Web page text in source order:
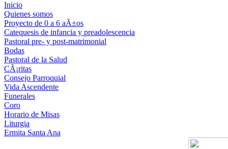
Inicio
Quienes somos
Proyecto de 0 a 6 aÃ±os
Catequesis de infancia y preadolescencia
Pastoral pre- y post-matrimonial
Bodas
Pastoral de la Salud
CÃ¡ritas
Consejo Parroquial
Vida Ascendente
Funerales
Coro
Horario de Misas
Liturgia
Ermita Santa Ana